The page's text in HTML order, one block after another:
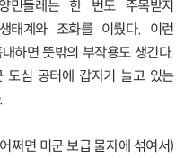
민들레는 한 번도 주목받지
태계와 조화를 이뤘다. 이런
하면 뜻밖의 부작용도 생긴다.
도심 공터에 갑자기 늘고 있는
쩌면 미군 보급 물자에 섞여서)